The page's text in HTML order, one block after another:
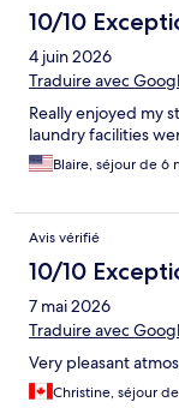
10/10
4 juin 2026
Traduire avec
Really enjoyed my
laundry facilities
Blaire, séjour de 6
Avis vérifié
10/10
7 mai 2026
Traduire avec
Very pleasant
Christine, séjour